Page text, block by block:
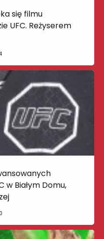
się filmu
UFC. Reżyserem
w Białym Domu,